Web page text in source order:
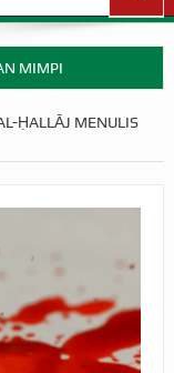
MIMPI
BADAR
SEBAB
ḤALLĀJ MENULIS